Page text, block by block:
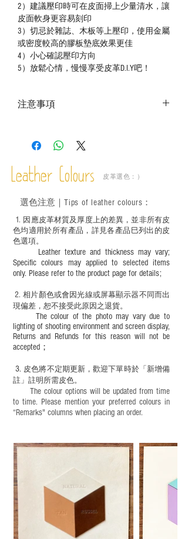
2）建議壓印時可在皮面掃上少量清水，讓
皮面軟身更容易刻印
3）切忌於雜誌、木板等上壓印，使用金屬
或密度較高的膠板墊底效果更佳
4）小心確認壓印方向
5）放鬆心情，慢慢享受皮革D.I.Y吧！
注意事項
－ 此產品含有細小配件、尖銳物件，恕不
必須由成年人陪同下使用並應小心處理。
Leather Colours 皮革選色：）
1. ​ 因應皮革材質及厚度上的差異，並非所有皮
色均適用於所有產品，詳見各產品巳列出的皮
色選項。
Leather texture and thickness may vary;
Specific colours may applied to selected items
only. Please refer to the product page for details;
​2.相片顏色或會因光線或屏幕顯示器不同而出
現偏差，恕不接受此原因之退貨。
The colour of the photo may vary due to
lighting of shooting environment and screen display,
Returns and Refunds for this reason will not be
accepted；
3. 皮色將不定期更新，歡迎下單時於「新增備
註」註明 所需皮色。
The colour options will be updated from time
to time. Please mention your preferred colours in
“Remarks" columns when placing an order.
選色注意｜ Tips of leather colours ：